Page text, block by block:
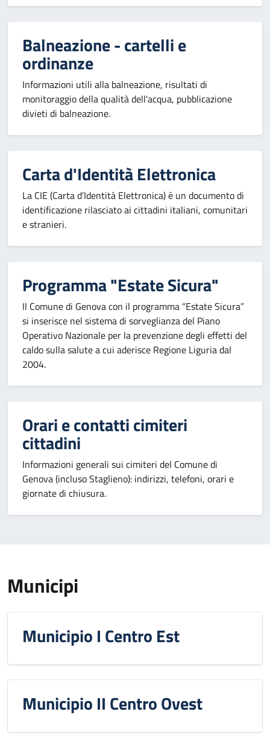
Balneazione - cartelli e
ordinanze
Informazioni utili alla balneazione, risultati di
monitoraggio della qualità dell'acqua, pubblicazione
divieti di balneazione.
Carta d'Identità Elettronica
La CIE (Carta d’Identità Elettronica) è un documento di
identificazione rilasciato ai cittadini italiani, comunitari
e stranieri.
Programma "Estate Sicura"
Il Comune di Genova con il programma “Estate Sicura”
si inserisce nel sistema di sorveglianza del Piano
Operativo Nazionale per la prevenzione degli effetti del
caldo sulla salute a cui aderisce Regione Liguria dal
2004.
Orari e contatti cimiteri
cittadini
Informazioni generali sui cimiteri del Comune di
Genova (incluso Staglieno): indirizzi, telefoni, orari e
giornate di chiusura.
Municipi
Municipio I Centro Est
Municipio II Centro Ovest